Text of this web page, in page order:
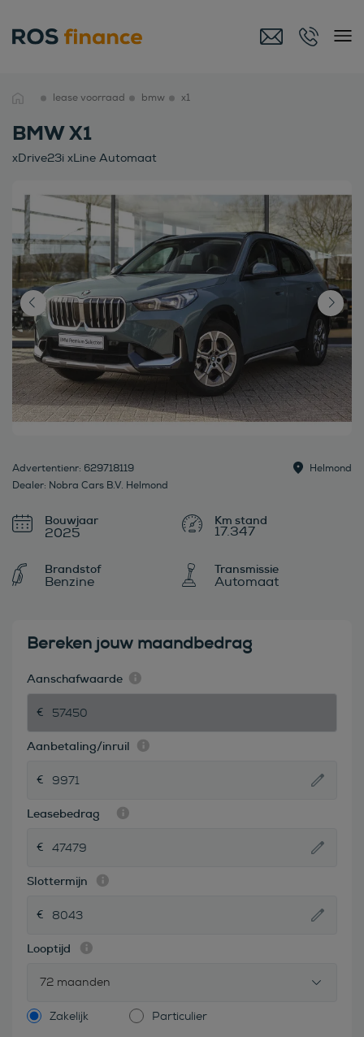
lease voorraad bmw x1
BMW X1
xDrive23i xLine Automaat
Advertentienr: 629718119
Dealer: Nobra Cars B.V. Helmond
Helmond
Bouwjaar
2025 17.347
Brandstof
Benzine
Transmissie
Automaat
Bereken jouw maandbedrag
Aanschafwaarde
Aanbetaling/inruil
Leasebedrag
Slottermijn
Looptijd
72 maanden
Zakelijk Particulier